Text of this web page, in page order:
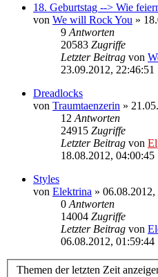
18. Geburtstag --> Wie
von We will Rock You »
9 Antworten
20583 Zugriffe
Letzter Beitrag von
23.09.2012, 22:46:51
Dreadlocks
von Traumtaenzerin »
12 Antworten
24915 Zugriffe
Letzter Beitrag von
18.08.2012, 04:00:45
Styles
von Elektrina »
0 Antworten
14004 Zugriffe
Letzter Beitrag von
06.08.2012, 01:59:44
Themen der letzten Zeit